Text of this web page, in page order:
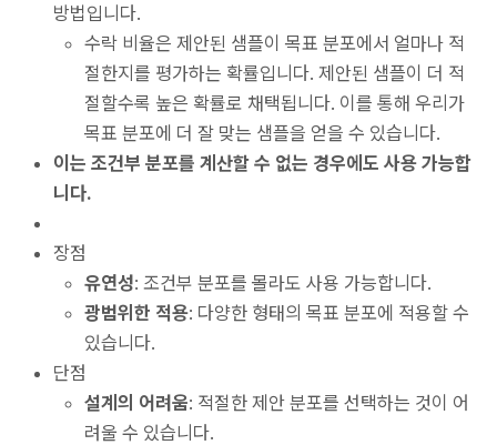
방법입니다.
수락 비율은 제안된 샘플이 목표 분포에서 얼마나 적
절한지를 평가하는 확률입니다. 제안된 샘플이 더 적
절할수록 높은 확률로 채택됩니다. 이를 통해 우리가
목표 분포에 더 잘 맞는 샘플을 얻을 수 있습니다.
이는 조건부 분포를 계산할 수 없는 경우에도 사용 가능합
니다.
장점
유연성: 조건부 분포를 몰라도 사용 가능합니다.
광범위한 적용: 다양한 형태의 목표 분포에 적용할 수
있습니다.
단점
설계의 어려움: 적절한 제안 분포를 선택하는 것이 어
려울 수 있습니다.